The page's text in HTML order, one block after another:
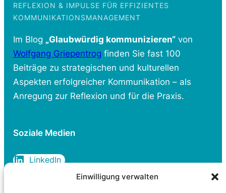
Einwilligung verwalten
REFLEXION & IMPULSE FÜR EFFIZIENTES
KOMMUNIKATIONSMANAGEMENT
Im Blog „Glaubwürdig kommunizieren“von
Wolfgang Griepentrog finden Sie fast 100
Beiträge zu strategischen und kulturellen
Aspekten erfolgreicher Kommunikation – als
Anregung zur Reflexion und für die Praxis.
Soziale Medien
LinkedIn